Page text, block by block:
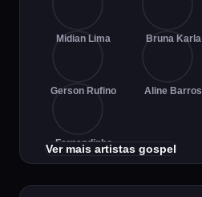
Midian Lima Bruna Karla
Gerson Rufino Aline Barros
Fernandinho
Ver mais artistas gospel